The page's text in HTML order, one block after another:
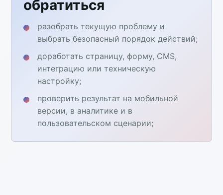
обратиться
разобрать текущую проблему и
выбрать безопасный порядок действий;
доработать страницу, форму, CMS,
интеграцию или техническую
настройку;
проверить результат на мобильной
версии, в аналитике и в
пользовательском сценарии;